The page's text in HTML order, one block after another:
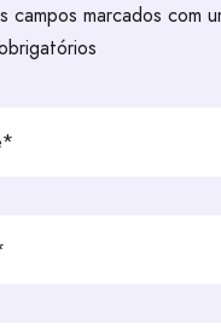
campos marcados com